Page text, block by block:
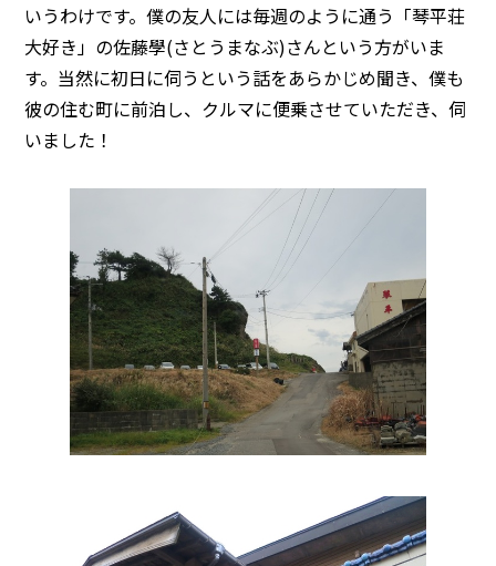
いうわけです。僕の友人には毎週のように通う「琴平荘
大好き」の佐藤學(さとうまなぶ)さんという方がいま
す。当然に初日に伺うという話をあらかじめ聞き、僕も
彼の住む町に前泊し、クルマに便乗させていただき、伺
いました！